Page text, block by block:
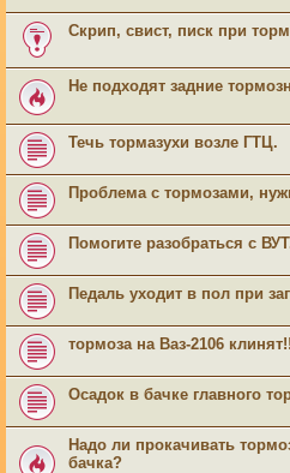
Скрип, свист, писк при
Не подходят задние
Течь тормазухи возле ГТЦ.
Проблема с тормозами,
Помогите разобраться с
Педаль уходит в пол при
тормоза на Ваз-2106
Осадок в бачке главного
Надо ли прокачивать
бачка?